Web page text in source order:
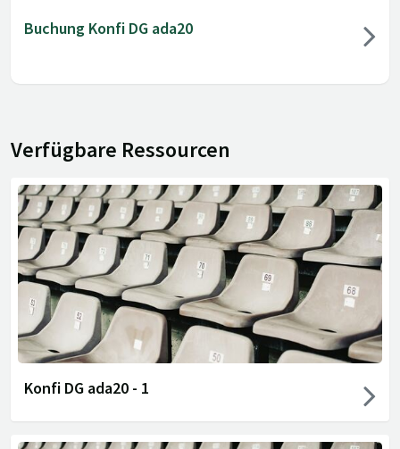
Buchung Konfi DG ada20
Verfügbare Ressourcen
Konfi DG ada20 - 1